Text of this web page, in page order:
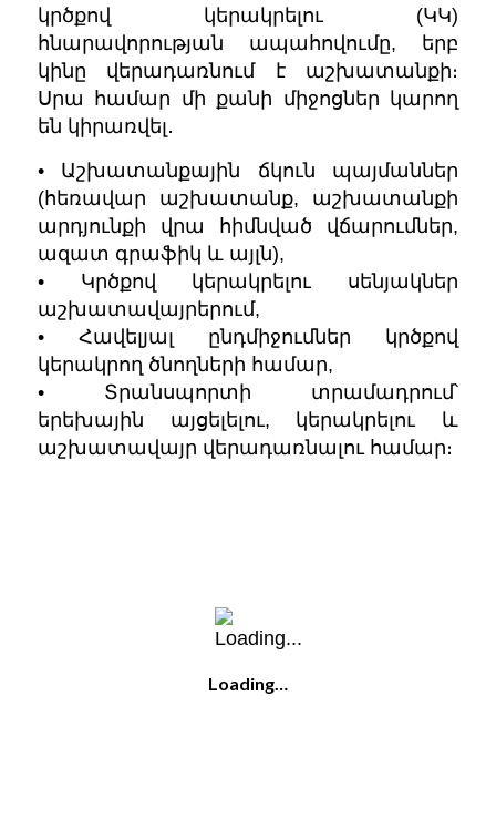
կրծքով կերակրելու (ԿԿ)
հնարավորության ապահովումը, երբ
կինը վերադառնում է աշխատանքի։
Սրա համար մի քանի միջոցներ կարող
են կիրառվել․
• Աշխատանքային ճկուն պայմաններ
(հեռավար աշխատանք, աշխատանքի
արդյունքի վրա հիմնված վճարումներ,
ազատ գրաֆիկ և այլն),
• Կրծքով կերակրելու սենյակներ
աշխատավայրերում,
• Հավելյալ ընդմիջումներ կրծքով
կերակրող ծնողների համար,
• Տրանսպորտի տրամադրում՝
երեխային այցելելու, կերակրելու և
աշխատավայր վերադառնալու համար։
Loading…